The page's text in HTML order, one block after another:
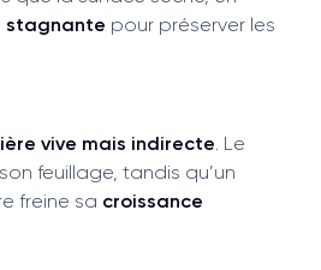
stagnante pour préserver les
vive mais indirecte . Le
feuillage, tandis qu’un
freine sa croissance